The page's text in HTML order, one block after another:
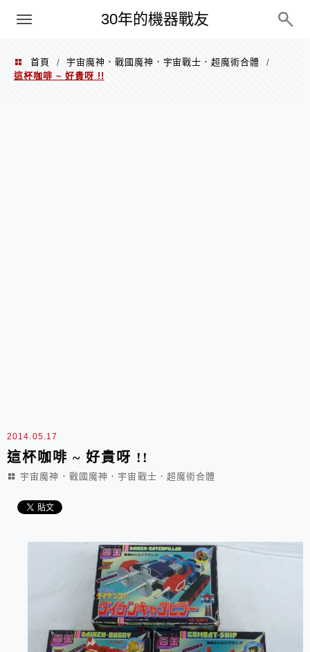
30年的機器戰友
PC
首頁 / 宇宙魔神．戰國魔神．宇宙戰士．超魔術合體
/
這杯咖啡 ~ 好貴呀 !!
2014.05.17
這杯咖啡 ~ 好貴呀 !!
宇宙魔神．戰國魔神．宇宙戰士．超魔術合體